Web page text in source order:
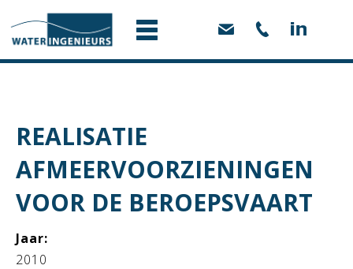
REALISATIE
AFMEERVOORZIENINGEN
VOOR DE BEROEPSVAART
Jaar:
2010